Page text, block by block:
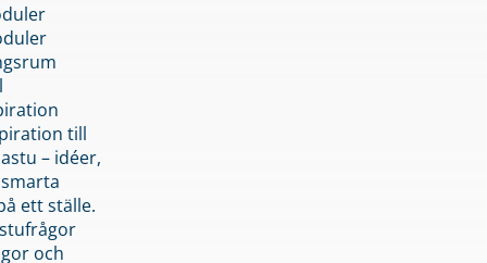
till
– idéer,
ett ställe.
och